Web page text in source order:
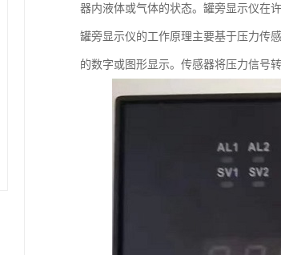
器内液体或气体的状态。罐旁显示仪在
罐旁显示仪的工作原理主要基于压力传
的数字或图形显示。传感器将压力信号